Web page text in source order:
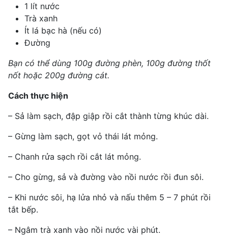
1 lít nước
Trà xanh
Ít lá bạc hà (nếu có)
Đường
Bạn có thể dùng 100g đường phèn, 100g đường thốt
nốt hoặc 200g đường cát.
Cách thực hiện
– Sả làm sạch, đập giập rồi cắt thành từng khúc dài.
– Gừng làm sạch, gọt vỏ thái lát mỏng.
– Chanh rửa sạch rồi cắt lát mỏng.
– Cho gừng, sả và đường vào nồi nước rồi đun sôi.
– Khi nước sôi, hạ lửa nhỏ và nấu thêm 5 – 7 phút rồi
tắt bếp.
– Ngâm trà xanh vào nồi nước vài phút.